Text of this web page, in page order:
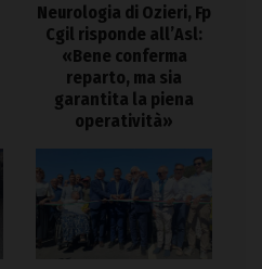
Neurologia di Ozieri, Fp
Cgil risponde all’Asl:
«Bene conferma
reparto, ma sia
garantita la piena
operatività»